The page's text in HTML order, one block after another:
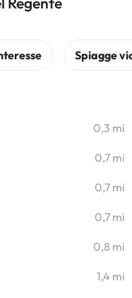
0,3 mi
0,7 mi
0,7 mi
0,7 mi
0,8 mi
1,4 mi